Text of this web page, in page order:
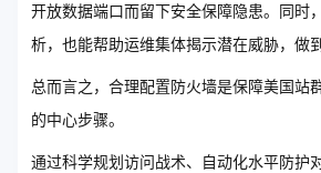
开放数据端口而留下安全保障隐患。同时
析，也能帮助运维集体揭示潜在威胁，做
总而言之，合理配置防火墙是保障美国站
的中心步骤。
通过科学规划访问战术、自动化水平防护